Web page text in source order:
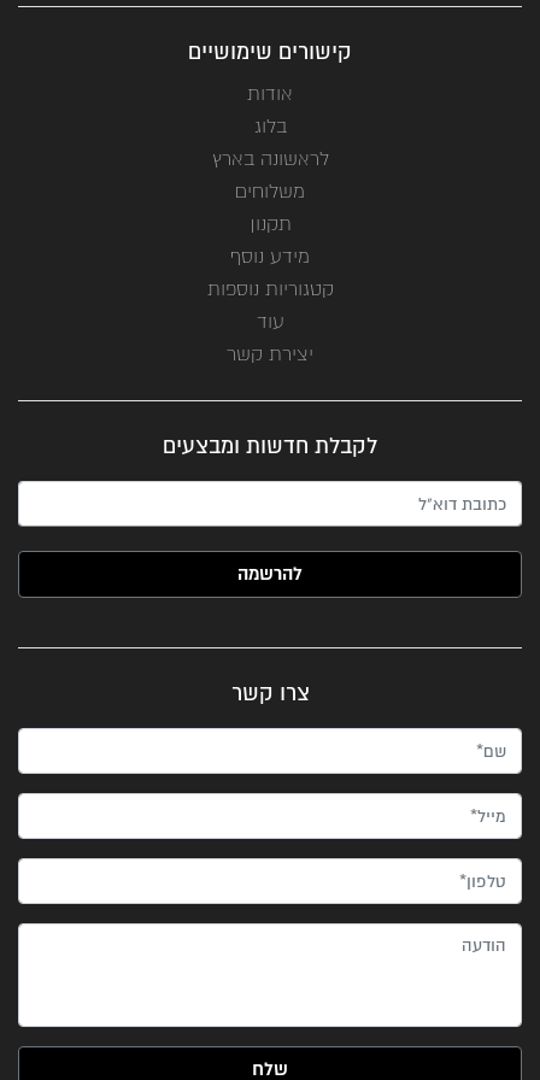
קישורים שימושיים
אודות
בלוג
לראשונה בארץ
משלוחים
תקנון
מידע נוסף
קטגוריות נוספות
עוד
יצירת קשר
לקבלת חדשות ומבצעים
האימייל שלך (חובה)
צרו קשר